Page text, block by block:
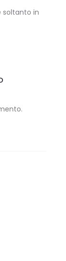
soltanto in